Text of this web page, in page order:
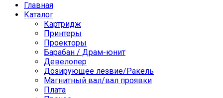
Главная
Каталог
Картридж
Принтеры
Проекторы
Барабан / Драм-юнит
Девелопер
Дозирующее лезвие/Ракель
Магнитный вал/вал проявки
Плата